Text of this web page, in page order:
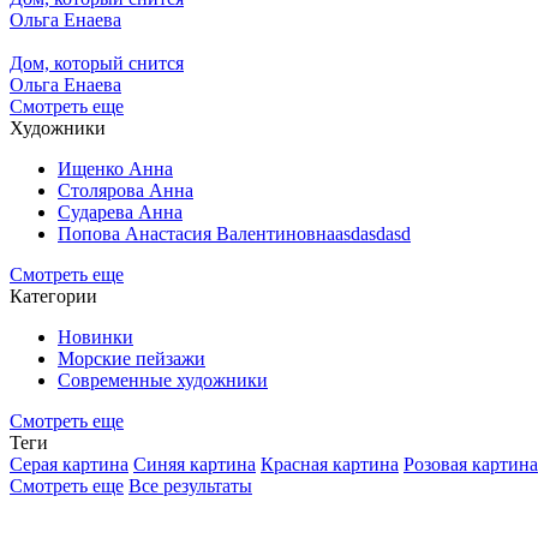
Ольга Енаева
Дом, который снится
Ольга Енаева
Смотреть еще
Художники
Ищенко Анна
Столярова Анна
Сударева Анна
Попова Анастасия Валентиновнаasdasdasd
Смотреть еще
Категории
Новинки
Морские пейзажи
Современные художники
Смотреть еще
Теги
Серая картина Синяя картина Красная картина Розовая картина
Смотреть еще Все результаты